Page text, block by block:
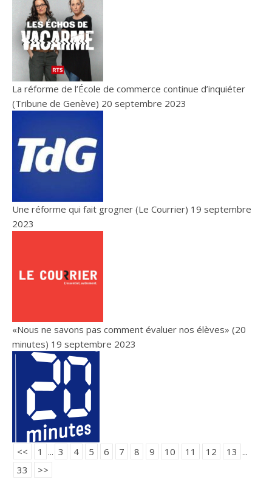
La réforme de l’École de commerce continue d’inquiéter
(Tribune de Genève) 20 septembre 2023
Une réforme qui fait grogner (Le Courrier) 19 septembre
2023
«Nous ne savons pas comment évaluer nos élèves» (20
minutes) 19 septembre 2023
<< 1 ... 3 4 5 6 7 8 9 10 11 12 13 ...
33
>>